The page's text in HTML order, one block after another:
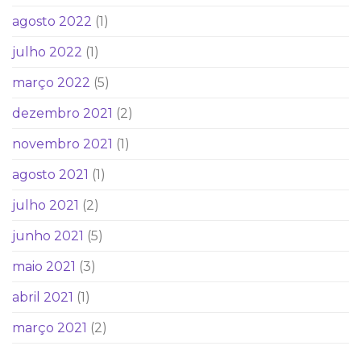
agosto 2022 (1)
julho 2022 (1)
março 2022 (5)
dezembro 2021 (2)
novembro 2021 (1)
agosto 2021 (1)
julho 2021 (2)
junho 2021 (5)
maio 2021 (3)
abril 2021 (1)
março 2021 (2)